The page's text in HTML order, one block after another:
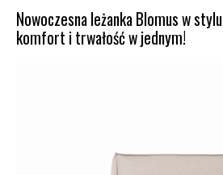
Nowoczesna leżanka Blomus w
komfort i trwałość w jednym!